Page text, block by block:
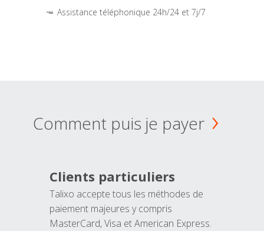
Assistance téléphonique 24h/24 et 7j/7
Comment puis je payer
Clients particuliers
Talixo accepte tous les méthodes de
paiement majeures y compris
MasterCard, Visa et American Express.